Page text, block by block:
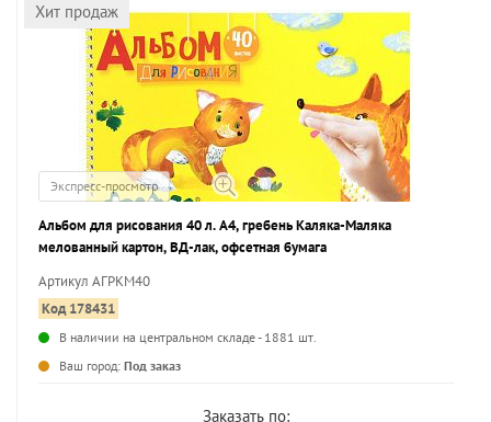
Хит продаж
Экспресс-просмотр
Альбом для рисования 40 л. А4, гребень Каляка-Маляка
мелованный картон, ВД-лак, офсетная бумага
Артикул АГРКМ40
Код 178431
В наличии на центральном складе - 1881 шт.
Ваш город: Под заказ
Заказать по: